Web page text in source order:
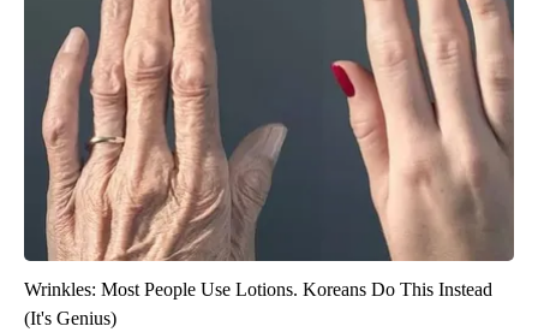
Wrinkles: Most People Use Lotions. Koreans Do This Instead
(It's Genius)